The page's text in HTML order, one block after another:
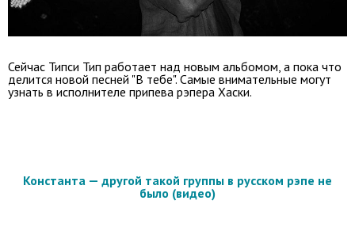
Сейчас Типси Тип работает над новым альбомом, а пока что
делится новой песней "В тебе". Самые внимательные могут
узнать в исполнителе припева рэпера Хаски.
Константа — другой такой группы в русском рэпе не
было (видео)